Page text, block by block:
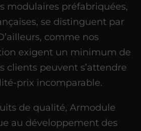
modulaires préfabriquées,
se distinguent par
comme nos
exigent un minimum de
clients peuvent s’attendre
prix incomparable.
de qualité, Armodule
au développement des